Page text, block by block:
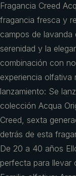
Fragancia Creed
fragancia fresca y
campos de
serenidad y la
combinación con
experiencia olfativa
lanzamiento: Se
colección Acqua
Creed, sexta
detrás de esta
De 20 a 40 años
perfecta para llevar